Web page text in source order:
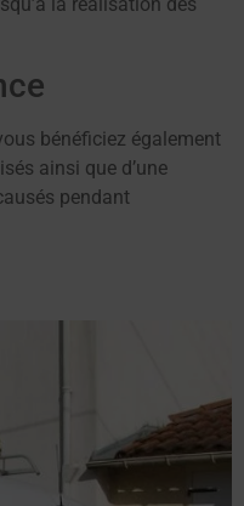
bénéficiez également
ainsi que d’une
pendant